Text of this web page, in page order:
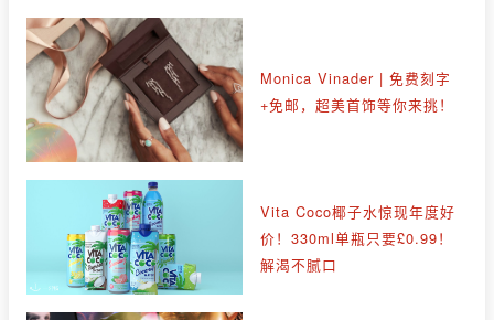
Monica Vinader | 免费刻字
+免邮，超美首饰等你来挑！
Vita Coco椰子水惊现年度好
价！330ml单瓶只要£0.99！
解渴不腻口